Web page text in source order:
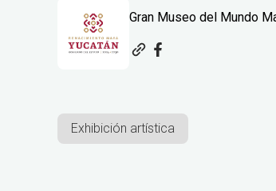
Gran Museo del Mundo
Exhibición artística